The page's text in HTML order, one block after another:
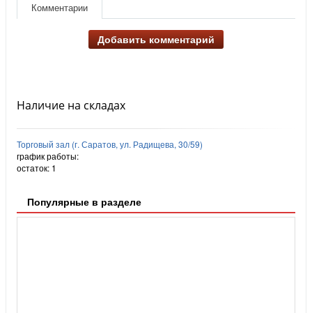
Комментарии
Добавить комментарий
Наличие на складах
Торговый зал (г. Саратов, ул. Радищева, 30/59)
график работы:
остаток: 1
Популярные в разделе